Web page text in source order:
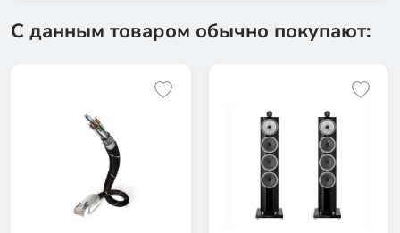
С данным товаром обычно покупают: